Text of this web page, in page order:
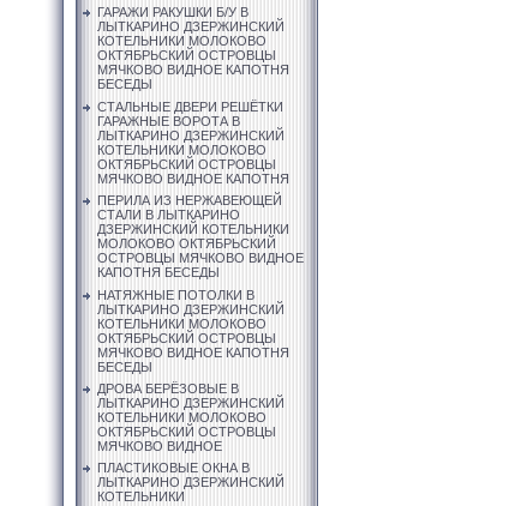
ГАРАЖИ РАКУШКИ Б/У В
ЛЫТКАРИНО ДЗЕРЖИНСКИЙ
КОТЕЛЬНИКИ МОЛОКОВО
ОКТЯБРЬСКИЙ ОСТРОВЦЫ
МЯЧКОВО ВИДНОЕ КАПОТНЯ
БЕСЕДЫ
СТАЛЬНЫЕ ДВЕРИ РЕШЁТКИ
ГАРАЖНЫЕ ВОРОТА В
ЛЫТКАРИНО ДЗЕРЖИНСКИЙ
КОТЕЛЬНИКИ МОЛОКОВО
ОКТЯБРЬСКИЙ ОСТРОВЦЫ
МЯЧКОВО ВИДНОЕ КАПОТНЯ
ПЕРИЛА ИЗ НЕРЖАВЕЮЩЕЙ
СТАЛИ В ЛЫТКАРИНО
ДЗЕРЖИНСКИЙ КОТЕЛЬНИКИ
МОЛОКОВО ОКТЯБРЬСКИЙ
ОСТРОВЦЫ МЯЧКОВО ВИДНОЕ
КАПОТНЯ БЕСЕДЫ
НАТЯЖНЫЕ ПОТОЛКИ В
ЛЫТКАРИНО ДЗЕРЖИНСКИЙ
КОТЕЛЬНИКИ МОЛОКОВО
ОКТЯБРЬСКИЙ ОСТРОВЦЫ
МЯЧКОВО ВИДНОЕ КАПОТНЯ
БЕСЕДЫ
ДРОВА БЕРЁЗОВЫЕ В
ЛЫТКАРИНО ДЗЕРЖИНСКИЙ
КОТЕЛЬНИКИ МОЛОКОВО
ОКТЯБРЬСКИЙ ОСТРОВЦЫ
МЯЧКОВО ВИДНОЕ
ПЛАСТИКОВЫЕ ОКНА В
ЛЫТКАРИНО ДЗЕРЖИНСКИЙ
КОТЕЛЬНИКИ